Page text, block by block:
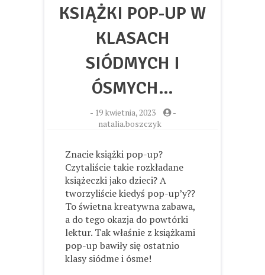
KSIĄŻKI POP-UP W
KLASACH
SIÓDMYCH I
ÓSMYCH…
- 19 kwietnia, 2023
-
natalia.boszczyk
Znacie książki pop-up?
Czytaliście takie rozkładane
książeczki jako dzieci? A
tworzyliście kiedyś pop-up’y??
To świetna kreatywna zabawa,
a do tego okazja do powtórki
lektur. Tak właśnie z książkami
pop-up bawiły się ostatnio
klasy siódme i ósme!